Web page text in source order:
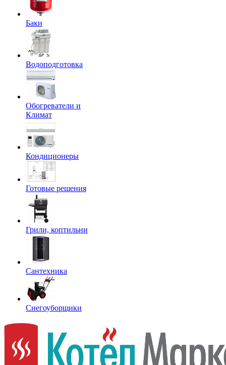
Баки
Водоподготовка
Обогреватели и
Климат
Кондиционеры
Готовые решения
Грили, коптильни
Сантехника
Снегоуборщики